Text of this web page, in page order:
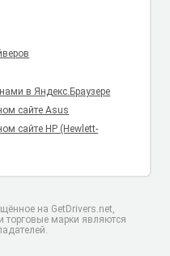
в Яндекс.Браузере
сайте Asus
сайте HP (Hewlett-
на GetDrivers.net,
торговые марки являются